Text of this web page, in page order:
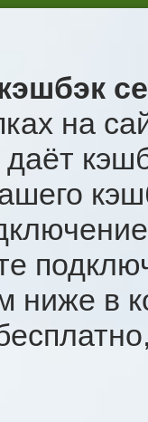
на
ниже в